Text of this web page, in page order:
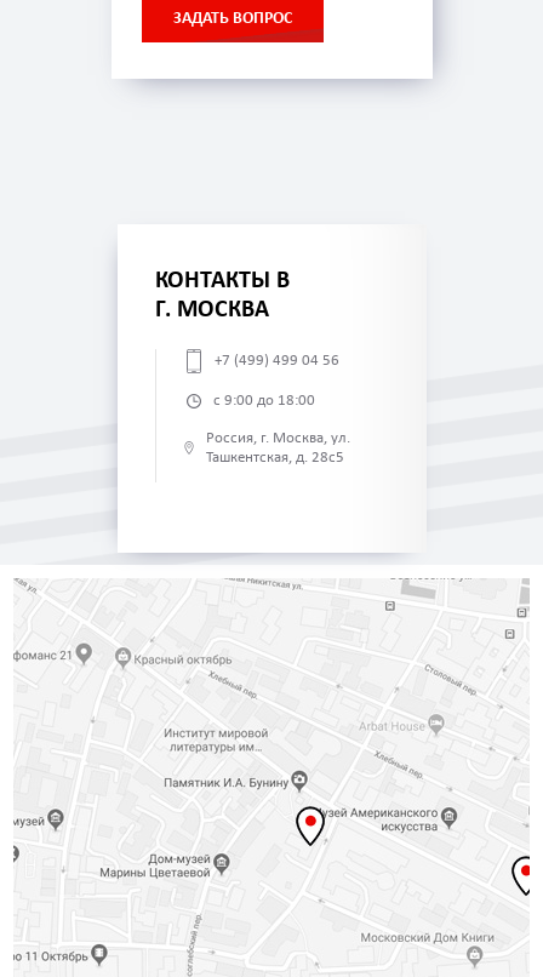
ЗАДАТЬ ВОПРОС
КОНТАКТЫ В
Г. МОСКВА
+7 (499) 499 04 56
с 9:00 до 18:00
Россия, г. Москва, ул.
Ташкентская, д. 28с5